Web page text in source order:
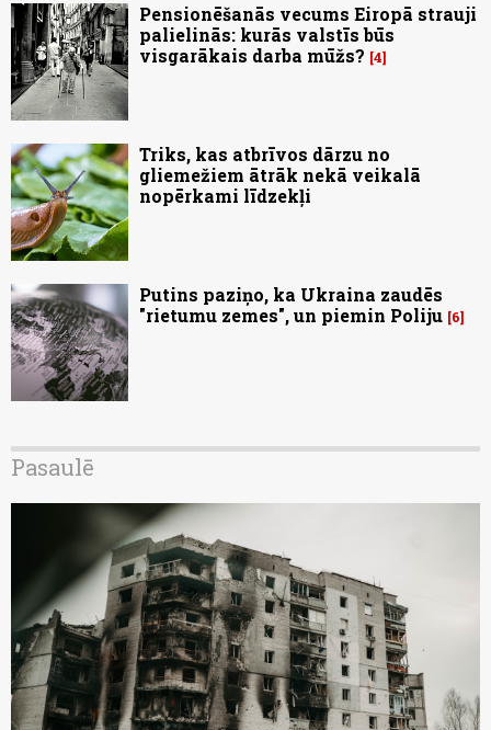
Pensionēšanās vecums Eiropā strauji
palielinās: kurās valstīs būs
visgarākais darba mūžs? 4
Triks, kas atbrīvos dārzu no
gliemežiem ātrāk nekā veikalā
nopērkami līdzekļi
Putins paziņo, ka Ukraina zaudēs
"rietumu zemes", un piemin Poliju 6
Pasaulē